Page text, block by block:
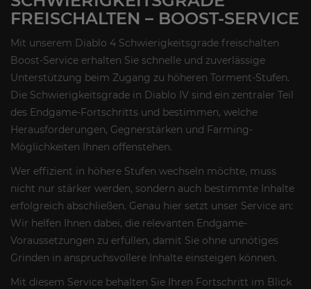
FREISCHALTEN – BOOST-SERVICE
Mit unserem Diablo 4 Schwierigkeitsgrade freischalten
Boost-Service erhalten Sie schnelle und zuverlässige
Unterstützung beim Zugang zu höheren Torment-Stufen.
Die Schwierigkeitsgrade in Diablo IV sind ein zentraler Teil
des Endgame-Fortschritts und bestimmen, welche
Herausforderungen, Gegnerstärken und Farming-
Möglichkeiten Ihnen offenstehen.
Wer effizient in höhere Stufen wechseln möchte, muss
nicht nur stärker werden, sondern auch bestimmte Inhalte
erfolgreich abschließen. Genau hier setzt unser Service an:
Wir helfen Ihnen dabei, die relevanten Endgame-
Voraussetzungen zu erfüllen, damit Sie ohne unnötiges
Grinden in anspruchsvollere Inhalte einsteigen können.
Mit diesem Service behalten Sie Ihren Fortschritt im Blick